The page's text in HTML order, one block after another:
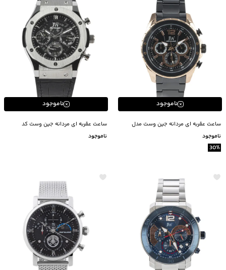
ناموجود
ساعت عقربه ای مردانه جین وست مدل
51A00083
ناموجود
30%
ناموجود
ساعت عقربه ای مردانه جين وست كد
51A00183
ناموجود